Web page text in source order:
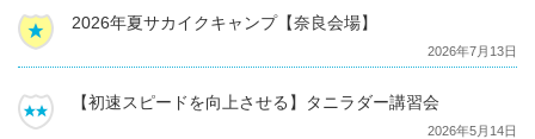
2026年夏サカイクキャンプ【奈良会場】
2026年7月13日
【初速スピードを向上させる】タニラダー講習会
2026年5月14日